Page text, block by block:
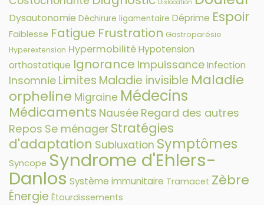
Dislocation
Dysautonomie Déchirure ligamentaire Déprime Espoir
Faiblesse Fatigue Frustration Gastroparésie
Hyperextension HypermobilitéHypotension
orthostatique Ignorance ImpuissanceInfection
Insomnie Limites Maladie invisible Maladie
orpheline Migraine Médecins
Médicaments Nausée Regard des autres
Repos Se ménager Stratégies
d'adaptation Subluxation Symptômes
Syncope Syndrome d'Ehlers-
Danlos Système immunitaire Tramacet Zèbre
Énergie Étourdissements